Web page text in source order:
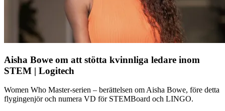
Aisha Bowe om att stötta kvinnliga ledare inom
STEM | Logitech
Women Who Master-serien – berättelsen om Aisha Bowe, före detta
flygingenjör och numera VD för STEMBoard och LINGO.